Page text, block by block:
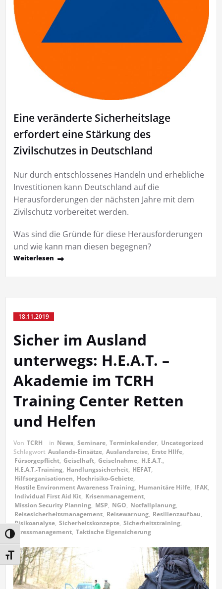
Umschalten auf hohe Kontraste
Schrift vergrößern
Eine veränderte Sicherheitslage
erfordert eine Stärkung des
Zivilschutzes in Deutschland
Nur durch entschlossenes Handeln und erhebliche
Investitionen kann Deutschland auf die
Herausforderungen der nächsten Jahre mit dem
Zivilschutz vorbereitet werden.
Was sind die Gründe für diese Herausforderungen
und wie kann man diesen begegnen?
Weiterlesen
18.11.2019
Sicher im Ausland
unterwegs: H.E.A.T. –
Akademie im TCRH
Training Center Retten
und Helfen
Von TCRH in News, Seminare, Terminkalender, Uncategorized
Schlagwort Auslands-Einsätze, Auslandsreise, Erste HIlfe,
Fürsorgepflicht, Geiselhaft, Geiselnahme, H.E.A.T.,
H.E.A.T.-Training, Handlungssicherheit, HEFAT,
Hilfsorganisationen, Hochrisiko-Gebiete,
Hostile Environment Awareness Training, Humanitäre Hilfe, IFAK,
Individual First Aid Kit, Krisenmanagement,
Mission Security Planning, MSP, NGO, Notfallplanung,
Reisesicherheitsmanagement, Reisewarnung, Resilienzaufbau,
Risikoanalyse, Sicherheitskonzepte, Sicherheitstraining,
Stressmanagement, Taktische Eigensicherung